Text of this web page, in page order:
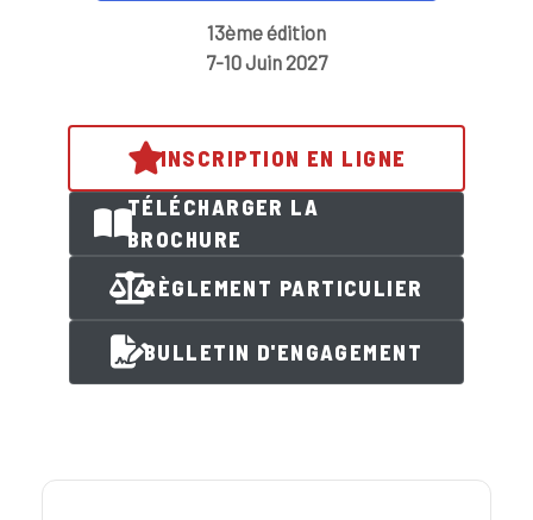
13ème édition
7-10 Juin 2027
INSCRIPTION EN LIGNE
TÉLÉCHARGER LA
BROCHURE
RÈGLEMENT PARTICULIER
BULLETIN D'ENGAGEMENT